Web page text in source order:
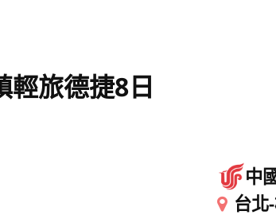
輕旅德捷8日
中
台北